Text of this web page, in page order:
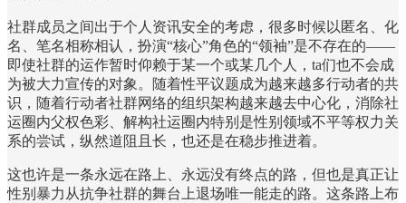
社群成员之间出于个人资讯安全的考虑，很多时候以匿名、化
名、笔名相称相认，扮演“核心”角色的“领袖”是不存在的——
即使社群的运作暂时仰赖于某一个或某几个人，ta们也不会成
为被大力宣传的对象。随着性平议题成为越来越多行动者的共
识，随着行动者社群网络的组织架构越来越去中心化，消除社
运圈内父权色彩、解构社运圈内特别是性别领域不平等权力关
系的尝试，纵然道阻且长，也还是在稳步推进着。
这也许是一条永远在路上、永远没有终点的路，但也是真正让
性别暴力从抗争社群的舞台上退场唯一能走的路。这条路上布